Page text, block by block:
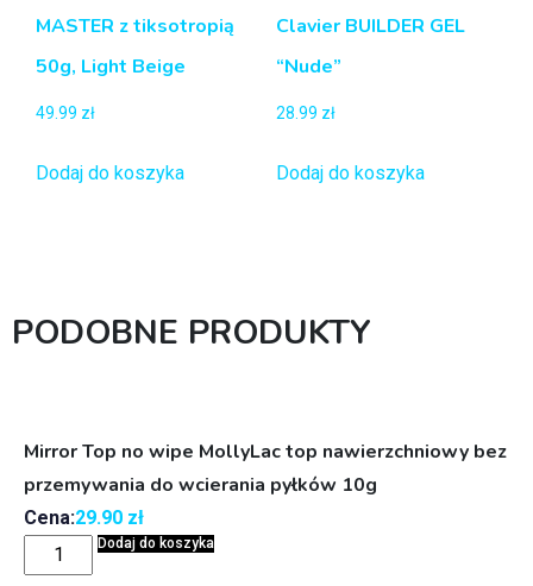
MASTER z tiksotropią
50g, Light Beige
49.99 zł
Dodaj do koszyka
Clavier BUILDER GEL
“Nude”
28.99 zł
Dodaj do koszyka
PODOBNE PRODUKTY
Mirror Top no wipe MollyLac top nawierzchniowy bez
przemywania do wcierania pyłków 10g
Cena:29.90 zł
Dodaj do koszyka